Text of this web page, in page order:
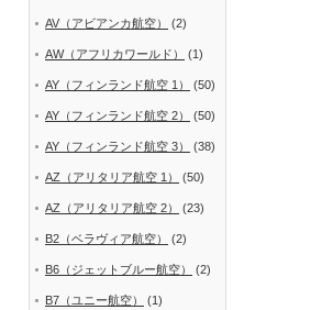
AV（アビアンカ航空） (2)
AW（アフリカワールド） (1)
AY（フィンランド航空 1） (50)
AY（フィンランド航空 2） (50)
AY（フィンランド航空 3） (38)
AZ（アリタリア航空 1） (50)
AZ（アリタリア航空 2） (23)
B2（ベラヴィア航空） (2)
B6（ジェットブルー航空） (2)
B7（ユニー航空） (1)